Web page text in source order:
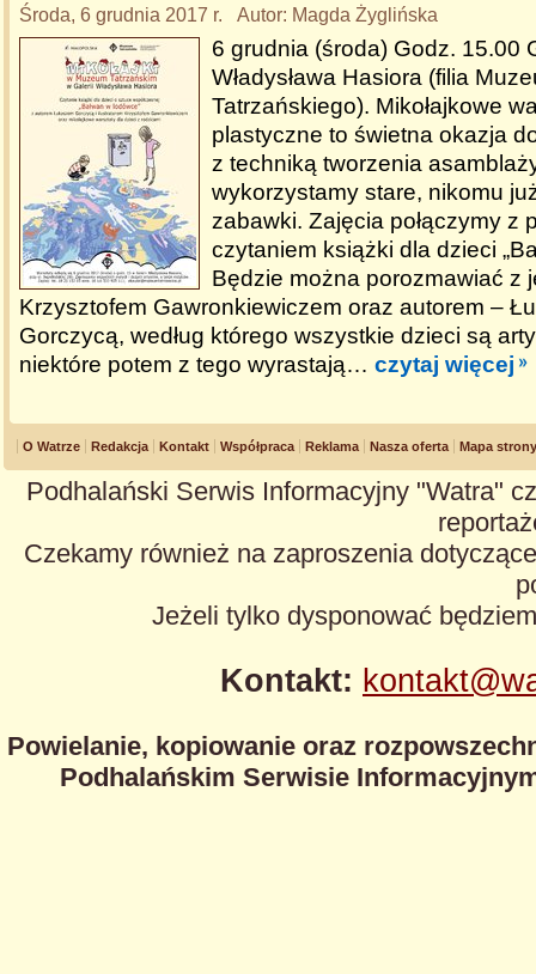
Środa, 6 grudnia 2017 r. Autor: Magda Żyglińska
6 grudnia (środa) Godz. 15.00
Władysława Hasiora (filia
Tatrzańskiego). Mikołajkowe
plastyczne to świetna okazja
z techniką tworzenia
wykorzystamy stare, nikomu
zabawki. Zajęcia połączymy z
czytaniem książki dla dzieci
Będzie można porozmawiać z
Krzysztofem Gawronkiewiczem oraz autorem –
Gorczycą, według którego wszystkie dzieci są
niektóre potem z tego wyrastają… czytaj więcej
O Watrze Redakcja Kontakt Współpraca Reklama Nasza oferta Mapa strony
Podhalański Serwis Informacyjny "Watra"
Czekamy również na zaproszenia
Jeżeli tylko dysponować
Kontakt:
Powielanie, kopiowanie oraz
Podhalańskim Serwisie